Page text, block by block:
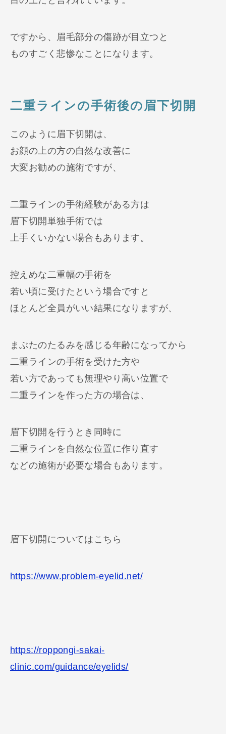
ですから、眉毛部分の傷跡が目立つと
ものすごく悲惨なことになります。
二重ラインの手術後の眉下切開
このように眉下切開は、
お顔の上の方の自然な改善に
大変お勧めの施術ですが、
二重ラインの手術経験がある方は
眉下切開単独手術では
上手くいかない場合もあります。
控えめな二重幅の手術を
若い頃に受けたという場合ですと
ほとんど全員がいい結果になりますが、
まぶたのたるみを感じる年齢になってから
二重ラインの手術を受けた方や
若い方であっても無理やり高い位置で
二重ラインを作った方の場合は、
眉下切開を行うとき同時に
二重ラインを自然な位置に作り直す
などの施術が必要な場合もあります。
眉下切開についてはこちら
https://www.problem-eyelid.net/
https://roppongi-sakai-
clinic.com/guidance/eyelids/